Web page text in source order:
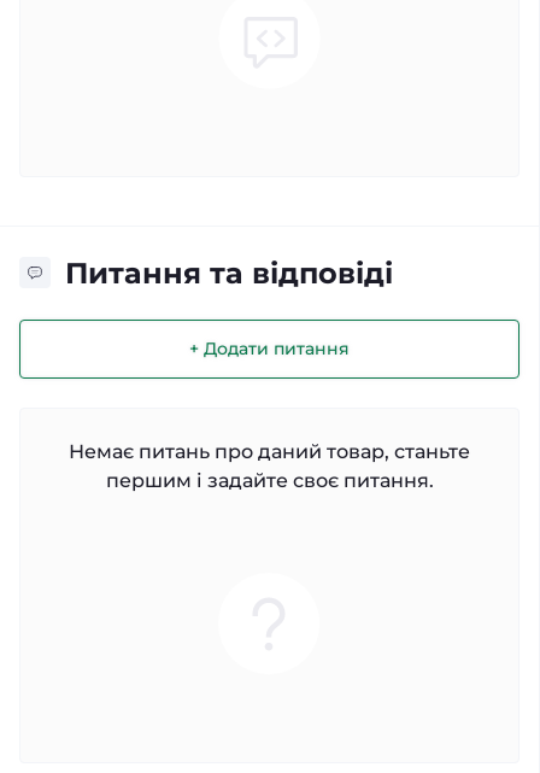
Питання та відповіді
+ Додати питання
Немає питань про даний товар, станьте
першим і задайте своє питання.